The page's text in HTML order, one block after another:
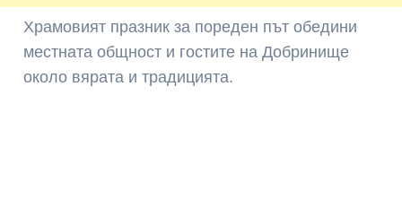
Храмовият празник за пореден път обедини
местната общност и гостите на Добринище
около вярата и традицията.